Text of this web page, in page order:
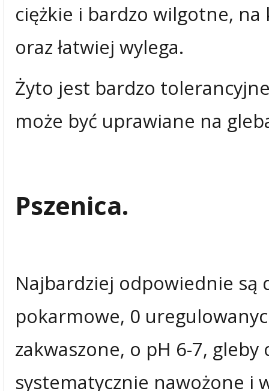
ciężkie i bardzo wilgotne,
oraz łatwiej wylega.
Żyto jest bardzo
może być uprawiane na
Pszenica.
Najbardziej odpowiednie są
pokarmowe, 0
zakwaszone, o pH 6-7,
systematycznie nawożone i